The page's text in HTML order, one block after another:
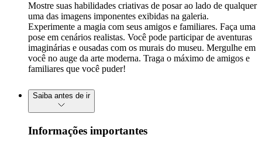
Mostre suas habilidades criativas de posar ao lado de qualquer
uma das imagens imponentes exibidas na galeria.
Experimente a magia com seus amigos e familiares. Faça uma
pose em cenários realistas. Você pode participar de aventuras
imaginárias e ousadas com os murais do museu. Mergulhe em
você no auge da arte moderna. Traga o máximo de amigos e
familiares que você puder!
Saiba antes de ir
Informações importantes